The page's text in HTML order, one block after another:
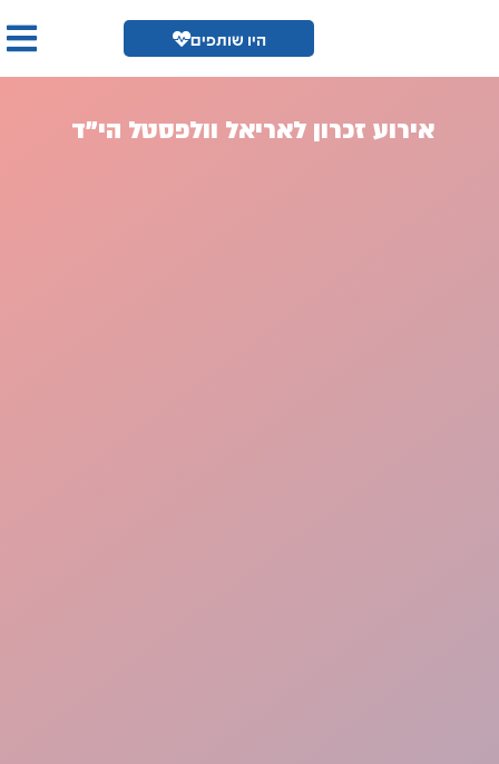
היו שותפים
אירוע זכרון לאריאל וולפסטל הי"ד